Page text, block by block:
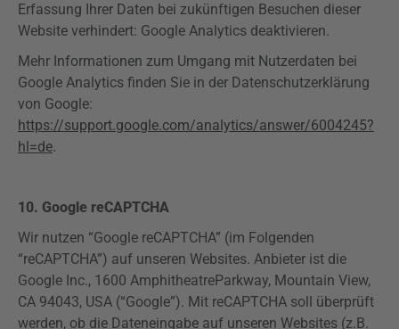
Erfassung Ihrer Daten bei zukünftigen Besuchen dieser
Website verhindert: Google Analytics deaktivieren.
Mehr Informationen zum Umgang mit Nutzerdaten bei
Google Analytics finden Sie in der Datenschutzerklärung
von Google:
https://support.google.com/analytics/answer/6004245?
hl=de.
10. Google reCAPTCHA
Wir nutzen “Google reCAPTCHA” (im Folgenden
“reCAPTCHA”) auf unseren Websites. Anbieter ist die
Google Inc., 1600 AmphitheatreParkway, Mountain View,
CA 94043, USA (“Google”). Mit reCAPTCHA soll überprüft
werden, ob die Dateneingabe auf unseren Websites (z.B.